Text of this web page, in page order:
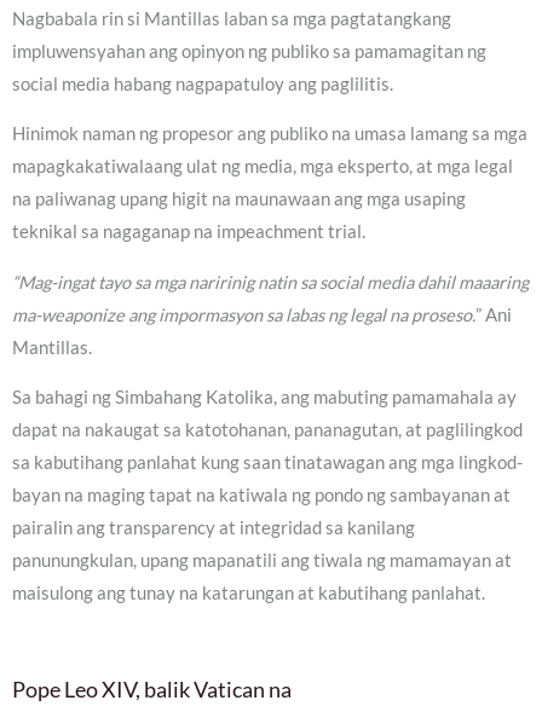
Nagbabala rin si Mantillas laban sa mga pagtatangkang
impluwensyahan ang opinyon ng publiko sa pamamagitan ng
social media habang nagpapatuloy ang paglilitis.
Hinimok naman ng propesor ang publiko na umasa lamang sa mga
mapagkakatiwalaang ulat ng media, mga eksperto, at mga legal
na paliwanag upang higit na maunawaan ang mga usaping
teknikal sa nagaganap na impeachment trial.
“Mag-ingat tayo sa mga naririnig natin sa social media dahil maaaring
ma-weaponize ang impormasyon sa labas ng legal na proseso.” Ani
Mantillas.
Sa bahagi ng Simbahang Katolika, ang mabuting pamamahala ay
dapat na nakaugat sa katotohanan, pananagutan, at paglilingkod
sa kabutihang panlahat kung saan tinatawagan ang mga lingkod-
bayan na maging tapat na katiwala ng pondo ng sambayanan at
pairalin ang transparency at integridad sa kanilang
panunungkulan, upang mapanatili ang tiwala ng mamamayan at
maisulong ang tunay na katarungan at kabutihang panlahat.
Pope Leo XIV, balik Vatican na